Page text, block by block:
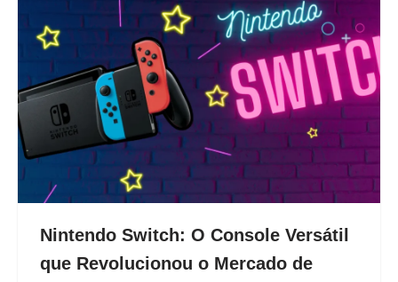
Nintendo Switch: O Console Versátil
que Revolucionou o Mercado de